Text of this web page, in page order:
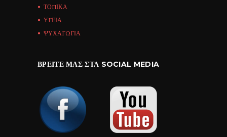
ΤΟΠΙΚΑ
ΥΓΕΙΑ
ΨΥΧΑΓΩΓΙΑ
ΒΡΕΊΤΕ ΜΑΣ ΣΤΑ SOCIAL MEDIA